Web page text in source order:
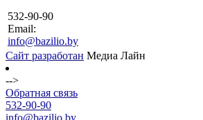
532-90-90
Email:
info@bazilio.by
Сайт разработан Медиа Лайн
-->
Обратная связь
532-90-90
info@bazilio.by